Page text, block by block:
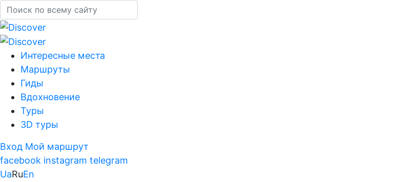
Интересные места
Маршруты
Гиды
Вдохновение
Туры
3D туры
Вход Мой маршрут
facebook instagram telegram
UaRuEn